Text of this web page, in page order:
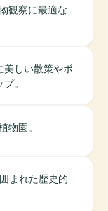
観察に最適な
美しい散策やボ
。
物園。
まれた歴史的